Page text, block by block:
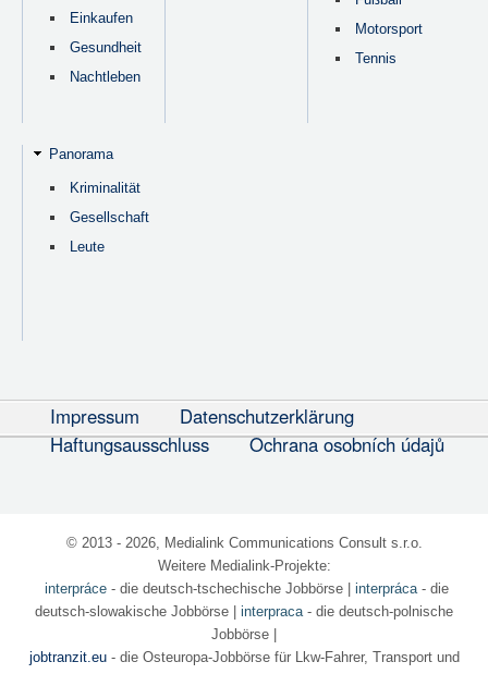
Einkaufen
Gesundheit
Nachtleben
Motorsport
Tennis
Panorama
Kriminalität
Gesellschaft
Leute
Impressum
Datenschutzerklärung
Haftungsausschluss
Ochrana osobních údajů
© 2013 - 2026, Medialink Communications Consult s.r.o.
Weitere Medialink-Projekte:
interpráce- die deutsch-tschechische Jobbörse| interpráca- die
deutsch-slowakische Jobbörse | interpraca- die deutsch-polnische
Jobbörse |
jobtranzit.eu- die Osteuropa-Jobbörse für Lkw-Fahrer, Transport und